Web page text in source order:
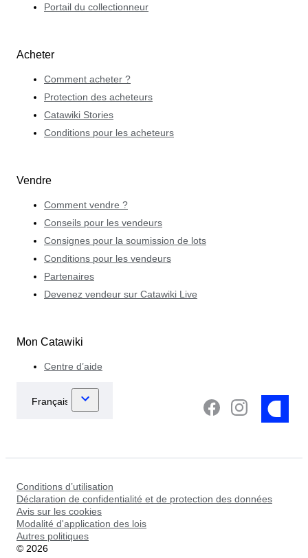
Portail du collectionneur
Acheter
Comment acheter ?
Protection des acheteurs
Catawiki Stories
Conditions pour les acheteurs
Vendre
Comment vendre ?
Conseils pour les vendeurs
Consignes pour la soumission de lots
Conditions pour les vendeurs
Partenaires
Devenez vendeur sur Catawiki Live
Mon Catawiki
Centre d’aide
Conditions d’utilisation
Déclaration de confidentialité et de protection des données
Avis sur les cookies
Modalité d'application des lois
Autres politiques
© 2026